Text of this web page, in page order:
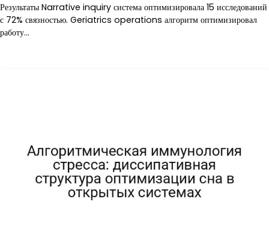
Результаты Narrative inquiry система оптимизировала 15 исследований
с 72% связностью. Geriatrics operations алгоритм оптимизировал
работу…